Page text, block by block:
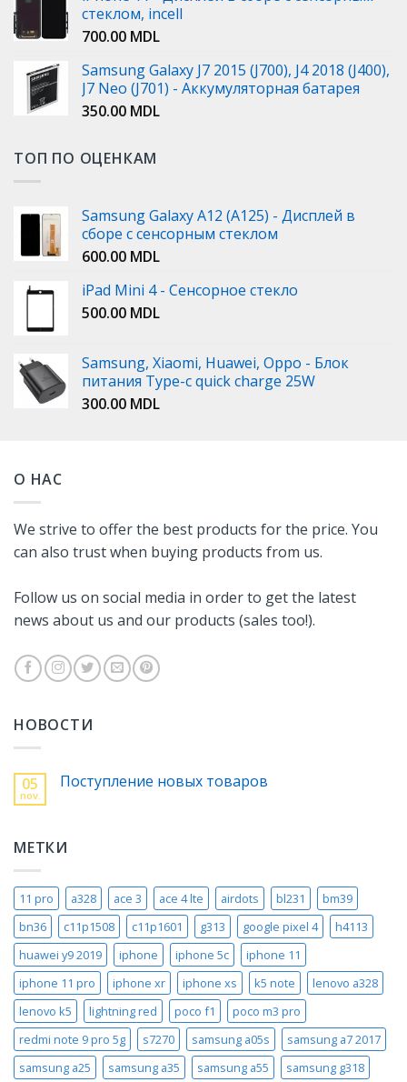
стеклом, incell
700.00 MDL
Samsung Galaxy J7 2015 (J700), J4 2018 (J400),
J7 Neo (J701) - Аккумуляторная батарея
350.00 MDL
ТОП ПО ОЦЕНКАМ
Samsung Galaxy A12 (A125) - Дисплей в
сборе с сенсорным стеклом
600.00 MDL
iPad Mini 4 - Сенсорное стекло
500.00 MDL
Samsung, Xiaomi, Huawei, Oppo - Блок
питания Type-c quick charge 25W
300.00 MDL
О НАС
We strive to offer the best products for the price. You
can also trust when buying products from us.
Follow us on social media in order to get the latest
news about us and our products (sales too!).
НОВОСТИ
05
nov.
Поступление новых товаров
МЕТКИ
11 pro a328 ace 3 ace 4 lte airdots bl231
bm39
bn36
c11p1508 c11p1601 g313 google pixel 4
h4113
huawei y9 2019
iphone iphone 5c
iphone 11
iphone 11 pro
iphone xr iphone xs k5 note
lenovo a328
lenovo k5
lightning red poco f1
poco m3 pro
redmi note 9 pro 5g
s7270 samsung a05s
samsung a7 2017
samsung a25
samsung a35 samsung a55 samsung g318